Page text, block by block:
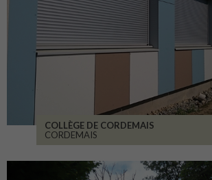
COLLÈGE DE CORDEMAIS
CORDEMAIS